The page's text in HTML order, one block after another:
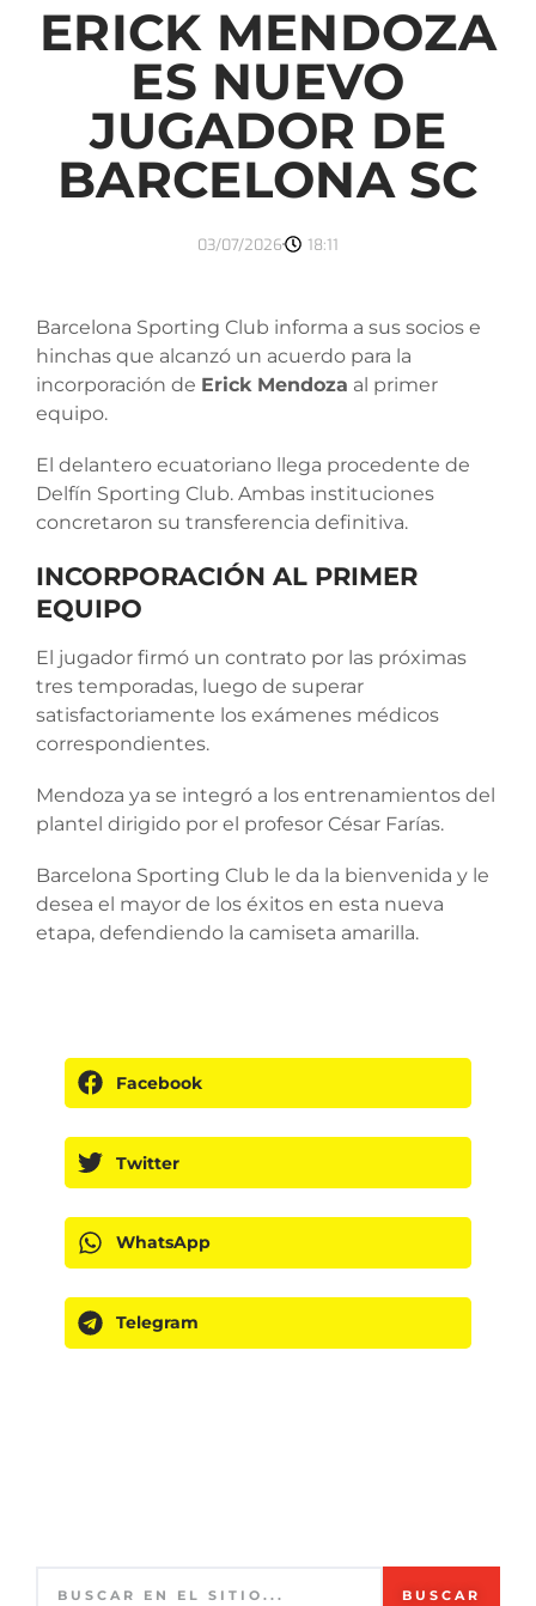
ERICK MENDOZA
ES NUEVO
JUGADOR DE
BARCELONA SC
03/07/2026 18:11
Barcelona Sporting Club informa a sus socios e
hinchas que alcanzó un acuerdo para la
incorporación de Erick Mendoza al primer
equipo.
El delantero ecuatoriano llega procedente de
Delfín Sporting Club. Ambas instituciones
concretaron su transferencia definitiva.
INCORPORACIÓN AL PRIMER
EQUIPO
El jugador firmó un contrato por las próximas
tres temporadas, luego de superar
satisfactoriamente los exámenes médicos
correspondientes.
Mendoza ya se integró a los entrenamientos del
plantel dirigido por el profesor César Farías.
Barcelona Sporting Club le da la bienvenida y le
desea el mayor de los éxitos en esta nueva
etapa, defendiendo la camiseta amarilla.
Facebook
Twitter
WhatsApp
Telegram
BUSCAR